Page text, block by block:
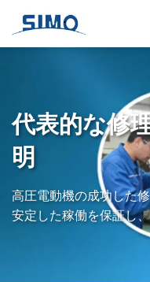
代表的な修
明
高圧電動機の成功した
安定した稼働を保証し